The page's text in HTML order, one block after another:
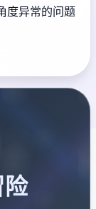
度异常的问题